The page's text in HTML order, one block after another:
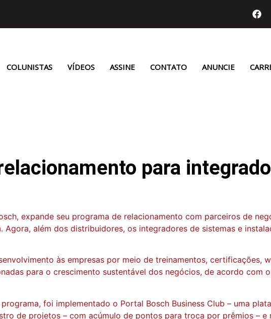
COLUNISTAS VÍDEOS ASSINE CONTATO ANUNCIE
para
expande seu programa de relacionamento com parceiros de
Agora, além dos distribuidores, os integradores de sistemas e
às empresas por meio de treinamentos, certificações,
para o crescimento sustentável dos negócios, de acordo com
foi implementado o Portal Bosch Business Club – uma
de projetos – com acúmulo de pontos para troca por prêmios – e